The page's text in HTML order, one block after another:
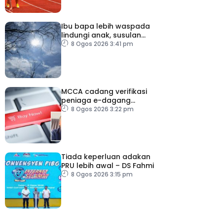
Ibu bapa lebih waspada
lindungi anak, susulan
indeks UV sangat tinggi
8 Ogos 2026 3:41 pm
MCCA cadang verifikasi
peniaga e-dagang
tangani lambakan
8 Ogos 2026 3:22 pm
Tiada keperluan adakan
PRU lebih awal – DS Fahmi
8 Ogos 2026 3:15 pm